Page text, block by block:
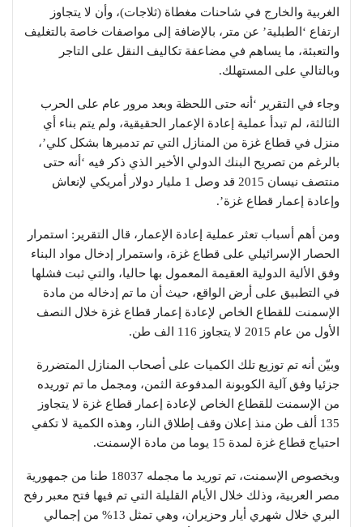
الغربية والخارج في شاحنات مغطاة (ثلاجات)، وأن لا يتجاوز
ارتفاع ‘الطبلية’ عن متر، بالإضافة إلى مواصفات خاصة بالتغليف
والتعبئة، ما يساهم في مضاعفة تكاليف النقل على التاجر
وبالتالي على المستهلك.
وجاء في التقرير ‘أنه حتى اللحظة وبعد مرور عام على الحرب
الثالثة، لم تبدأ عملية إعادة الإعمار الحقيقية، ولم يتم بناء أي
منزل في قطاع غزة من المنازل التي تم تدميرها بشكل كلي’،
بالرغم من تصريح البنك الدولي الأخير الذي ذكر فيه ‘أنه حتى
منتصف نيسان 2015 قد وصل 1 مليار دولار أمريكي لإنعاش
وإعادة إعمار قطاع غزة’.
ومن أهم أسباب تعثر عملية إعادة الإعمار، قال التقرير: استمرار
الحصار الإسرائيلي على قطاع غزة، واستمرار إدخال مواد البناء
وفق الألية الدولية العقيمة المعمول بها حاليا، والتي ثبت فشلها
في التطبيق على أرض الواقع، حيث أن ما تم إدخاله من مادة
الإسمنت للقطاع الخاص لإعادة إعمار قطاع غزة خلال النصف
الأول من عام 2015 لا يتجاوز 116 الف طن.
وبيّن أنه تم توزيع تلك الكميات على أصحاب المنازل المتضررة
جزئيا وفق آلية الكوبونة المدفوعة الثمن، ومجمل ما تم توريده
من الإسمنت للقطاع الخاص لإعادة إعمار قطاع غزة لا يتجاوز
135 ألف طن منذ إعلان وقف إطلاق النار، وهذه الكمية لا تكفي
احتياج قطاع غزة لمدة 15 يوما من مادة الإسمنت.
وبخصوص الإسمنت، تم توريد ما مجمله 18037 طنا من جمهورية
مصر العربية، وذلك خلال الأيام القليلة التي تم فيها فتح معبر رفح
البري خلال شهري أيار وحزيران، وهي تمثل 13% من إجمالي